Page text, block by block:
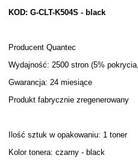
KOD: G-CLT-K504S - black
Producent Quantec
Wydajność: 2500 stron (5%
Gwarancja: 24 miesiące
Produkt fabrycznie zregenerowany
Ilość sztuk w opakowaniu: 1 toner
Kolor tonera: czarny - black